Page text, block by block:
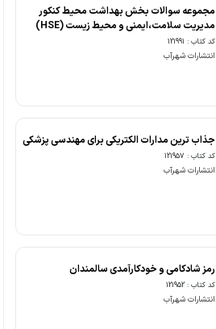
مجموعه سوالات بخش بهداشت محیط کنکور
مدیریت سلامت،ایمنی و محیط زیست (HSE)
کد کتاب : 121991
انتشارات شهرآب
جذاب ترین مدارات الکتریکی برای مهندسی پزشکی
کد کتاب : 121957
انتشارات شهرآب
رمز شادکامی و خودکارآمدی سالمندان
کد کتاب : 121952
انتشارات شهرآب